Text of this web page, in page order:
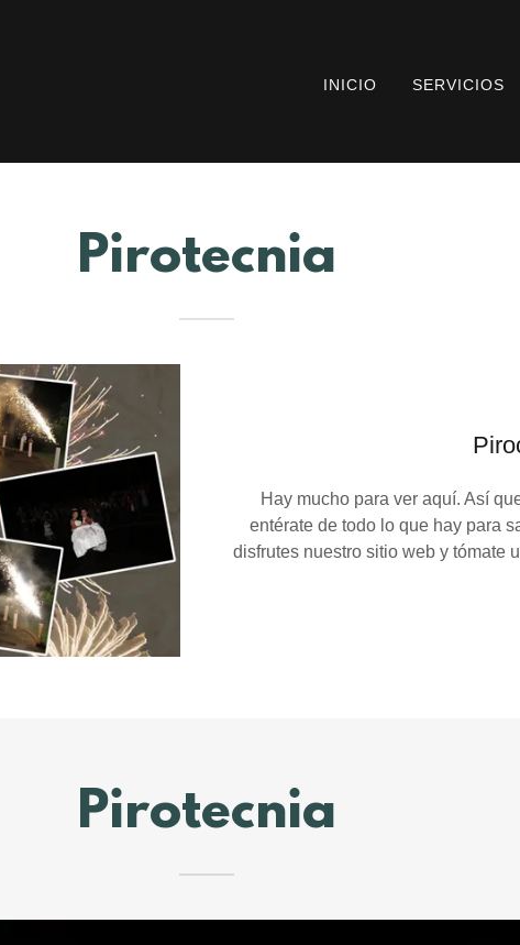
INICIO SERVICIOS
Pirotecnia
Hay mucho para ver aquí. Así
entérate de todo lo que hay para
disfrutes nuestro sitio web y tómate
Pirotecnia